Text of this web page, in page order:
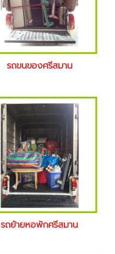
รถขนของศรีสมาน
รถย้ายหอพักศรีสมาน